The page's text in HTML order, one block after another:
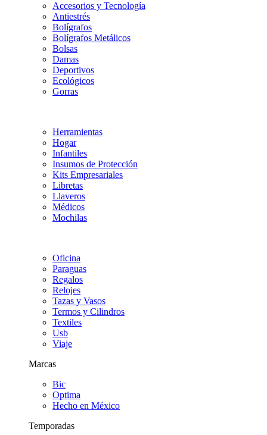
Accesorios y Tecnología
Antiestrés
Bolígrafos
Bolígrafos Metálicos
Bolsas
Damas
Deportivos
Ecológicos
Gorras
Herramientas
Hogar
Infantiles
Insumos de Protección
Kits Empresariales
Libretas
Llaveros
Médicos
Mochilas
Oficina
Paraguas
Regalos
Relojes
Tazas y Vasos
Termos y Cilindros
Textiles
Usb
Viaje
Marcas
Bic
Optima
Hecho en México
Temporadas